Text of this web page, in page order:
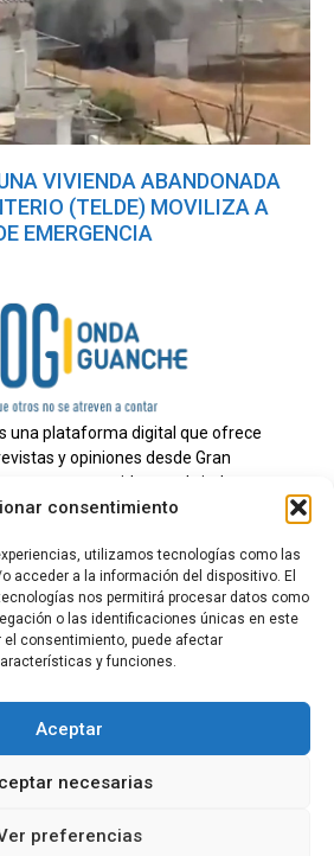
consentimiento
utilizamos tecnologías como las
acceder a la información del dispositivo. El
nos permitirá procesar datos como
o las identificaciones únicas en este
el consentimiento, puede afectar
y funciones.
Aceptar
necesarias
preferencias
VIVIENDA ABANDONADA
(TELDE) MOVILIZA A
EMERGENCIA
una plataforma digital que ofrece
y opiniones desde Gran
comprometidos con brindar
y un periodismo independiente a